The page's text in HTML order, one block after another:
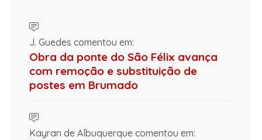
J. Guedes comentou em:
Obra da ponte do São Félix avança
com remoção e substituição de
postes em Brumado
Kayran de Albuquerque comentou em: